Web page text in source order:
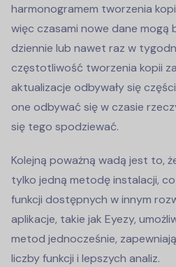
harmonogramem tworzenia
więc czasami nowe dane mogą
dziennie lub nawet raz w
częstotliwość tworzenia kopii
aktualizacje odbywały się
one odbywać się w czasie
się tego spodziewać.
Kolejną poważną wadą jest to,
tylko jedną metodę instalacji,
funkcji dostępnych w innym
aplikacje, takie jak Eyezy,
metod jednocześnie,
liczby funkcji i lepszych analiz.